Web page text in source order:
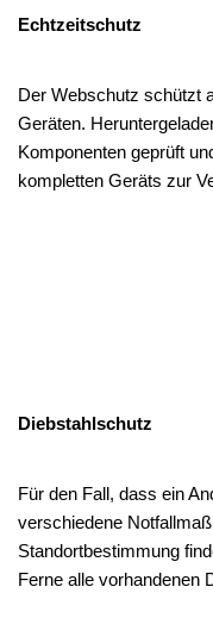
Echtzeitschutz
Der Webschutz schützt
Geräten.
Komponenten geprüft
kompletten Geräts zur
Diebstahlschutz
Für den Fall, dass ein
verschiedene
Standortbestimmung
Ferne alle vorhandenen